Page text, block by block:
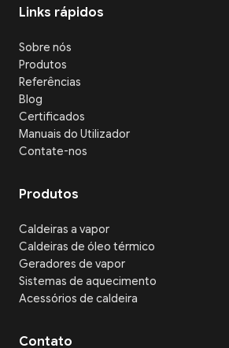
Links rápidos
Sobre nós
Produtos
Referências
Blog
Certificados
Manuais do Utilizador
Contate-nos
Produtos
Caldeiras a vapor
Caldeiras de óleo térmico
Geradores de vapor
Sistemas de aquecimento
Acessórios de caldeira
Contato